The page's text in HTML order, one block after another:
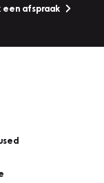
een afspraak